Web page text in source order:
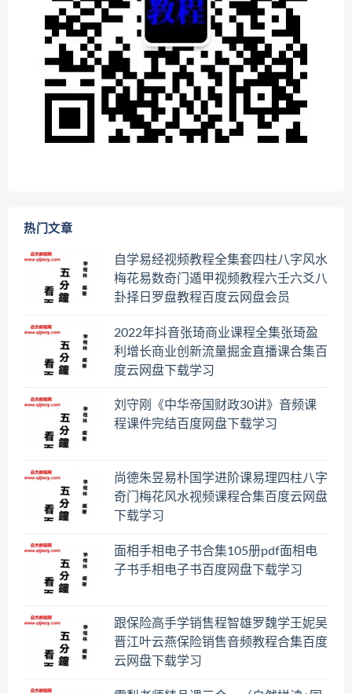
热门文章
自学易经视频教程全集套四柱八字风水
梅花易数奇门遁甲视频教程六壬六爻八
卦择日罗盘教程百度云网盘会员
2022年抖音张琦商业课程全集张琦盈
利增长商业创新流量掘金直播课合集百
度云网盘下载学习
刘守刚《中华帝国财政30讲》音频课
程课件完结百度网盘下载学习
尚德朱昱易朴国学进阶课易理四柱八字
奇门梅花风水视频课程合集百度云网盘
下载学习
面相手相电子书合集105册pdf面相电
子书手相电子书百度网盘下载学习
跟保险高手学销售程智雄罗魏学王妮吴
晋江叶云燕保险销售音频教程合集百度
云网盘下载学习